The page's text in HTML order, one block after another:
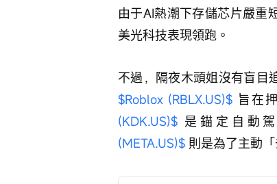
由于AI熱潮下存儲芯片嚴重
美光科技表現領跑。
不過，隔夜木頭姐沒有盲目
$Roblox (RBLX.US)$ 旨在
(KDK.US)$ 是錨定自動
(META.US)$ 則是為了主動